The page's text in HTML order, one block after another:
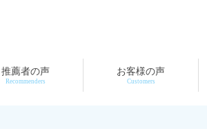
推薦者の声
Recommenders
お客様の声
Customers